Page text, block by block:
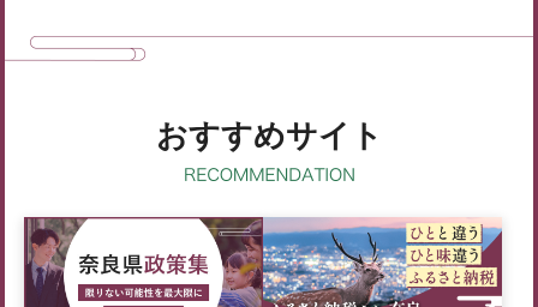
おすすめサイト